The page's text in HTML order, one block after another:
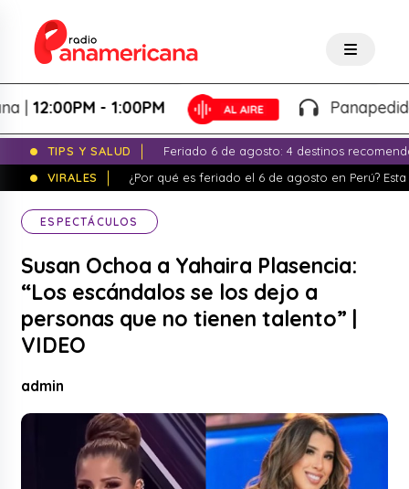
- 1:00PM Panapedidos
TIPS Y SALUD
Feriado 6 de agosto: 4 destinos
VIRALES
¿Por qué es feriado el 6 de agosto en Perú?
ESPECTÁCULOS
Susan Ochoa a Yahaira Plasencia:
“Los escándalos se los dejo a
personas que no tienen talento” |
VIDEO
admin